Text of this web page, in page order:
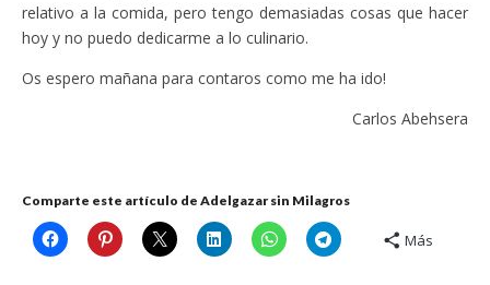
relativo a la comida, pero tengo demasiadas cosas que hacer
hoy y no puedo dedicarme a lo culinario.
Os espero mañana para contaros como me ha ido!
Carlos Abehsera
Comparte este artículo de Adelgazar sin Milagros
Más